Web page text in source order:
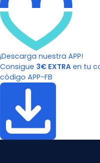
¡Descarga nuestra APP!
Consigue 3€ EXTRA en tu
código APP-FB